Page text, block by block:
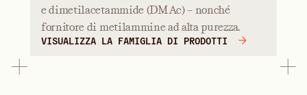
e dimetilacetammide (DMAc) – nonché
fornitore di metilammine ad alta purezza.
VISUALIZZA LA FAMIGLIA DI PRODOTTI